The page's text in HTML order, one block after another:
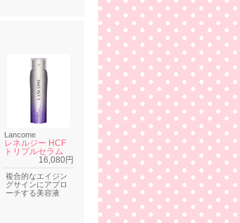
Lancome
レネルジー HCF
トリプルセラム
16,080円
複合的なエイジン
グサインにアプロ
ーチする美容液